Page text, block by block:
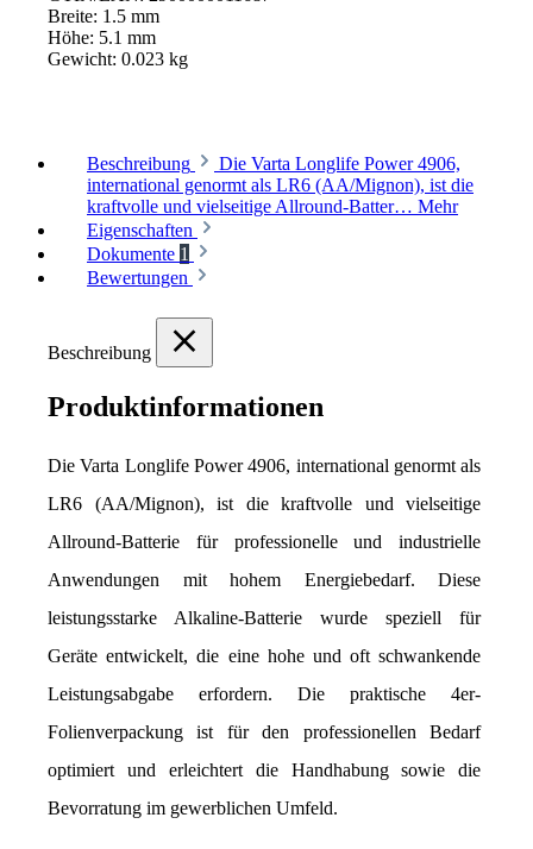
Breite: 1.5 mm
Höhe: 5.1 mm
Gewicht: 0.023 kg
Beschreibung
Die Varta Longlife Power 4906,
international genormt als LR6 (AA/Mignon), ist die
kraftvolle und vielseitige Allround-Batter… Mehr
Eigenschaften
Dokumente 1
Bewertungen
Beschreibung
Produktinformationen
Die Varta Longlife Power 4906, international genormt als
LR6 (AA/Mignon), ist die kraftvolle und vielseitige
Allround-Batterie für professionelle und industrielle
Anwendungen mit hohem Energiebedarf. Diese
leistungsstarke Alkaline-Batterie wurde speziell für
Geräte entwickelt, die eine hohe und oft schwankende
Leistungsabgabe erfordern. Die praktische 4er-
Folienverpackung ist für den professionellen Bedarf
optimiert und erleichtert die Handhabung sowie die
Bevorratung im gewerblichen Umfeld.